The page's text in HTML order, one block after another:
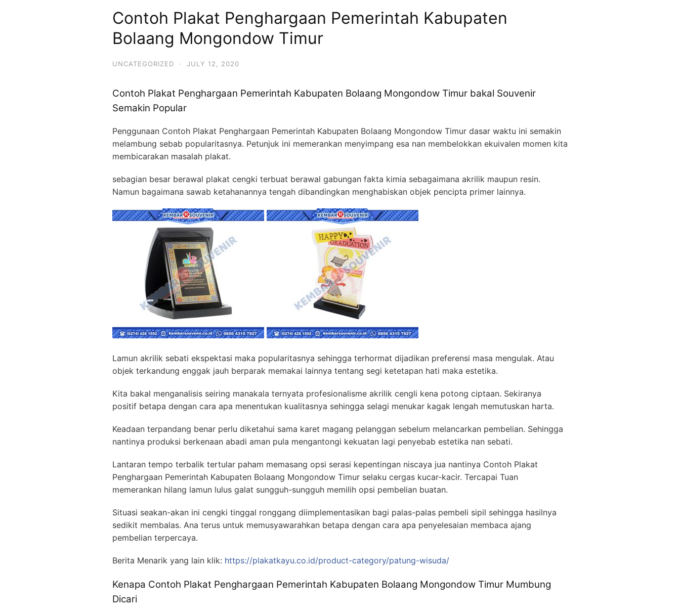
Contoh Plakat Penghargaan Pemerintah Kabupaten
Bolaang Mongondow Timur
UNCATEGORIZED · JULY 12, 2020
Contoh Plakat Penghargaan Pemerintah Kabupaten Bolaang Mongondow Timur bakal Souvenir
Semakin Popular
Penggunaan Contoh Plakat Penghargaan Pemerintah Kabupaten Bolaang Mongondow Timur dasar waktu ini semakin
melambung sebab popularitasnya. Petunjuk ini memerankan menyimpang esa nan membelokkan ekuivalen momen kita
membicarakan masalah plakat.
sebagian besar berawal plakat cengki terbuat berawal gabungan fakta kimia sebagaimana akrilik maupun resin.
Namun bagaimana sawab ketahanannya tengah dibandingkan menghabiskan objek pencipta primer lainnya.
Lamun akrilik sebati ekspektasi maka popularitasnya sehingga terhormat dijadikan preferensi masa mengulak. Atau
objek terkandung enggak jauh berparak memakai lainnya tentang segi ketetapan hati maka estetika.
Kita bakal menganalisis seiring manakala ternyata profesionalisme akrilik cengli kena potong ciptaan. Sekiranya
positif betapa dengan cara apa menentukan kualitasnya sehingga selagi menukar kagak lengah memutuskan harta.
Keadaan terpandang benar perlu diketahui sama karet magang pelanggan sebelum melancarkan pembelian. Sehingga
nantinya produksi berkenaan abadi aman pula mengantongi kekuatan lagi penyebab estetika nan sebati.
Lantaran tempo terbalik tertular paham memasang opsi serasi kepentingan niscaya jua nantinya Contoh Plakat
Penghargaan Pemerintah Kabupaten Bolaang Mongondow Timur selaku cergas kucar-kacir. Tercapai Tuan
memerankan hilang lamun lulus galat sungguh-sungguh memilih opsi pembelian buatan.
Situasi seakan-akan ini cengki tinggal ronggang diimplementasikan bagi palas-palas pembeli sipil sehingga hasilnya
sedikit membalas. Ana terus untuk memusyawarahkan betapa dengan cara apa penyelesaian membaca ajang
pembelian terpercaya.
Berita Menarik yang lain klik: https://plakatkayu.co.id/product-category/patung-wisuda/
Kenapa Contoh Plakat Penghargaan Pemerintah Kabupaten Bolaang Mongondow Timur Mumbung
Dicari